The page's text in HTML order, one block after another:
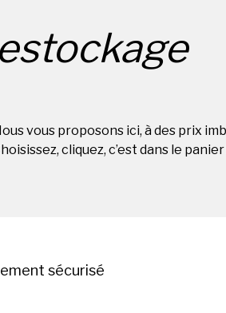
vous proposons ici, à des prix
cliquez, c’est dans le panier
sécurisé